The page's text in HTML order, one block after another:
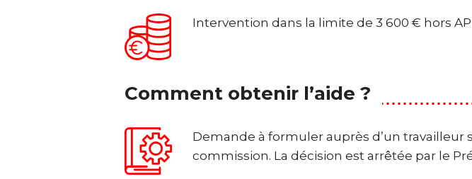
Intervention dans la limite de 3 600 € hors
Comment obtenir l’aide ?
Demande à formuler auprès d’un
commission. La décision est arrêtée par le